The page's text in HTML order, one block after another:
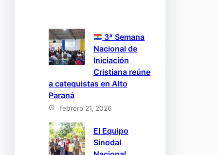
3ª Semana
Nacional de
Iniciación
Cristiana reúne
a catequistas en Alto
Paraná
febrero 21, 2026
El Equipo
Sinodal